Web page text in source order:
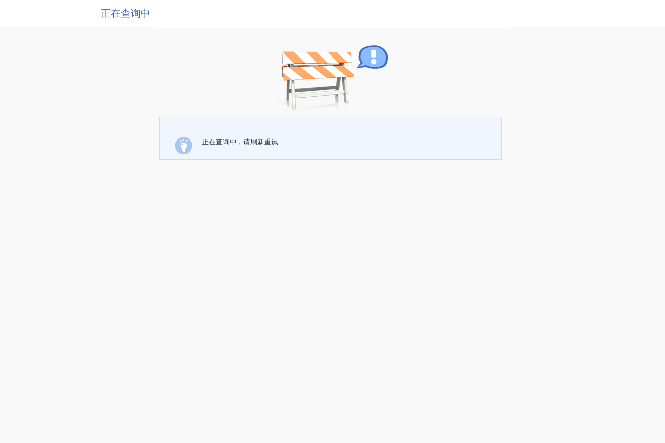
正在查询中
正在查询中，请刷新重试